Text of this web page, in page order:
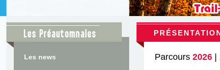
Les Préautomnales
Les news Parcours 2026|